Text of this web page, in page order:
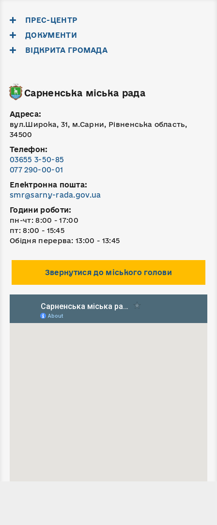
ПРЕС-ЦЕНТР
ДОКУМЕНТИ
ВІДКРИТА ГРОМАДА
Сарненська міська рада
Адреса:
вул.Широка, 31, м.Сарни, Рівненська область,
34500
Телефон:
03655 3-50-85
077 290-00-01
Електронна пошта:
smr@sarny-rada.gov.ua
Години роботи:
пн-чт: 8:00 - 17:00
пт: 8:00 - 15:45
Обідня перерва: 13:00 - 13:45
Звернутися до міського голови